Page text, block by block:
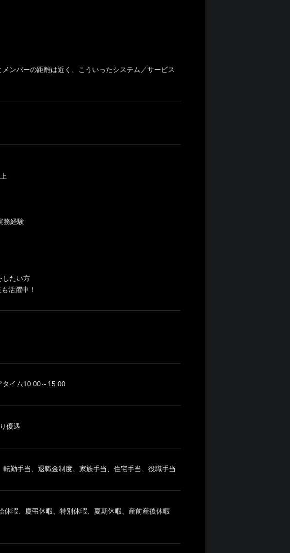
ンバーの距離は近く、こういったシステム／サービス
務経験
したい方
活躍中！
タイム10:00～15:00
優遇
勤手当、退職金制度、家族手当、住宅手当、役職手当
休暇、慶弔休暇、特別休暇、夏期休暇、産前産後休暇